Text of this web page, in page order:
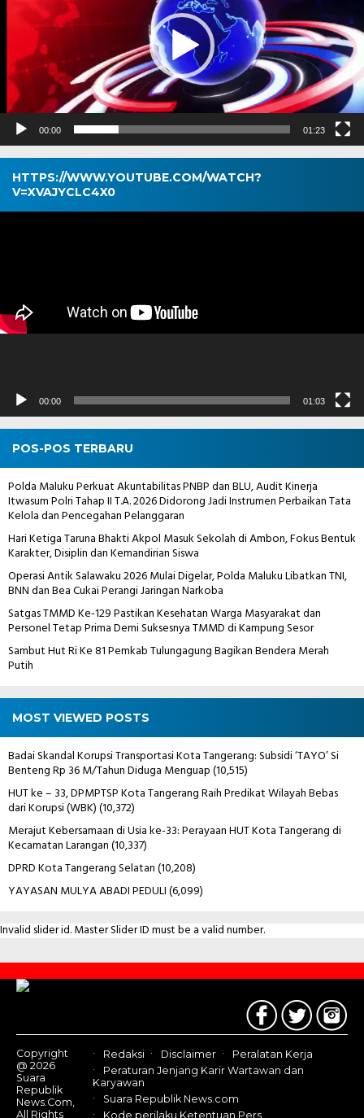
00:00 01:23
HTTPS://WWW.YOUTUBE.COM/WATCH?
V=XVAJYCLC4X0
Pemutar
00:00 01:03
POS-POS TERBARU
Polda Maluku Perkuat Akuntabilitas PNBP dan BLU, Audit Kinerja
Itwasum Polri Tahap II T.A. 2026 Didorong Jadi Instrumen Perbaikan Tata
Kelola dan Pencegahan Pelanggaran
Hari Ketiga Taruna Bhakti Akpol Masuk Sekolah di Ambon, Fokus Bentuk
Karakter, Disiplin dan Kemandirian Siswa
Operasi Antik Salawaku 2026 Mulai Digelar, Polda Maluku Libatkan TNI,
BNN dan Bea Cukai Perangi Jaringan Narkoba
Satgas TMMD Ke-129 Pastikan Kesehatan Warga Masyarakat dan
Personel Tetap Prima Demi Suksesnya TMMD di Kampung Sesor
Sambut Hut Ri Ke 81 Pemkab Tulungagung Bagikan Bendera Merah
Putih
MOST VIEWED POSTS
Badai Skandal Korupsi Transportasi Kota Tangerang: Subsidi ‘TAYO’ Si
Benteng Rp 36 M/Tahun Diduga Menguap(10,515)
HUT ke – 33, DPMPTSP Kota Tangerang Raih Predikat Wilayah Bebas
dari Korupsi (WBK)(10,372)
Merajut Kebersamaan di Usia ke-33: Perayaan HUT Kota Tangerang di
Kecamatan Larangan(10,337)
DPRD Kota Tangerang Selatan(10,208)
YAYASAN MULYA ABADI PEDULI(6,099)
Invalid slider id. Master Slider ID must be a valid number.
Contact
Us
Copyright
@ 2026
Suara
Republik
News.Com,
All Rights
Redaksi Disclaimer
Peralatan Kerja
Peraturan Jenjang Karir Wartawan dan
Karyawan
Suara Republik News.com